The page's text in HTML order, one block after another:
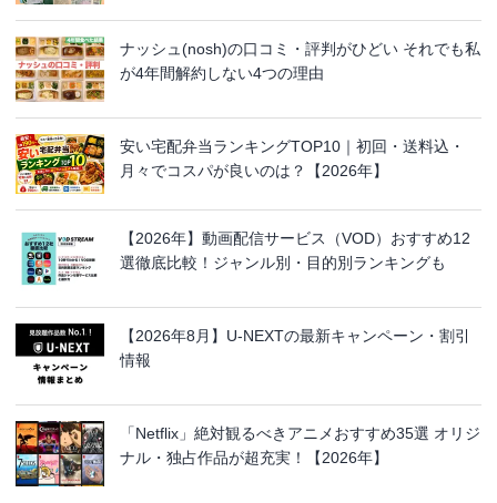
ナッシュ(nosh)の口コミ・評判がひどい それでも私
が4年間解約しない4つの理由
安い宅配弁当ランキングTOP10｜初回・送料込・
月々でコスパが良いのは？【2026年】
【2026年】動画配信サービス（VOD）おすすめ12
選徹底比較！ジャンル別・目的別ランキングも
【2026年8月】U-NEXTの最新キャンペーン・割引
情報
「Netflix」絶対観るべきアニメおすすめ35選 オリジ
ナル・独占作品が超充実！【2026年】